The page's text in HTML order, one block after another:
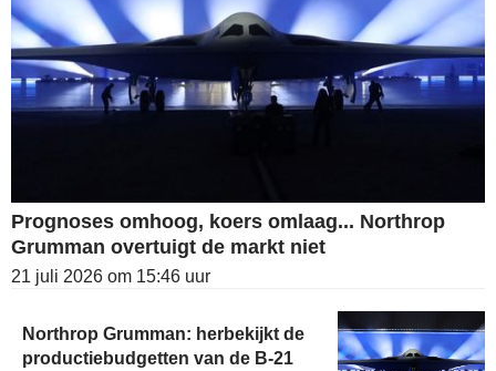
Prognoses omhoog, koers omlaag... Northrop
Grumman overtuigt de markt niet
21 juli 2026 om 15:46 uur
Northrop Grumman: herbekijkt de
productiebudgetten van de B-21